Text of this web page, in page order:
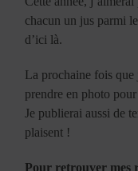
chacun un jus parmi
d’ici là.
La prochaine fois que
prendre en photo
Je publierai aussi de
plaisent !
Pour retrouver mes